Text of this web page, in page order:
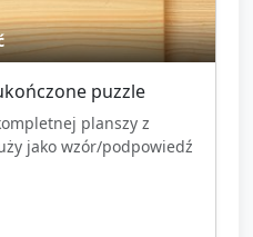
puzzle
planszy z
jako wzór/podpowiedź